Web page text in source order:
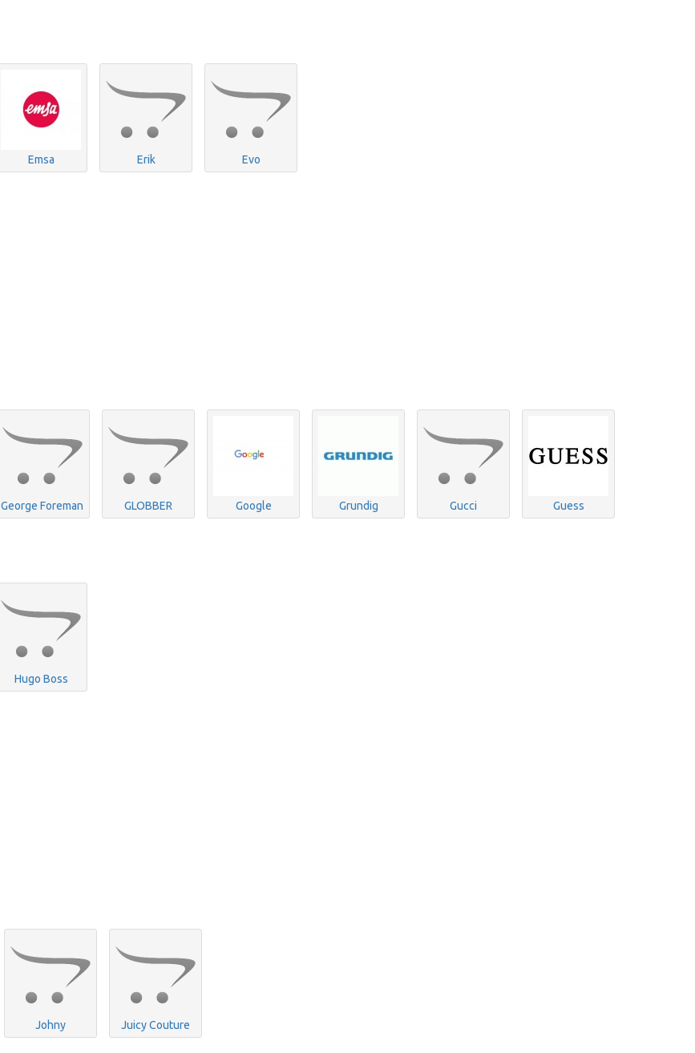
Emsa Erik Evo
George Foreman GLOBBER Google Grundig Gucci Guess
Hugo Boss
Johny Juicy Couture